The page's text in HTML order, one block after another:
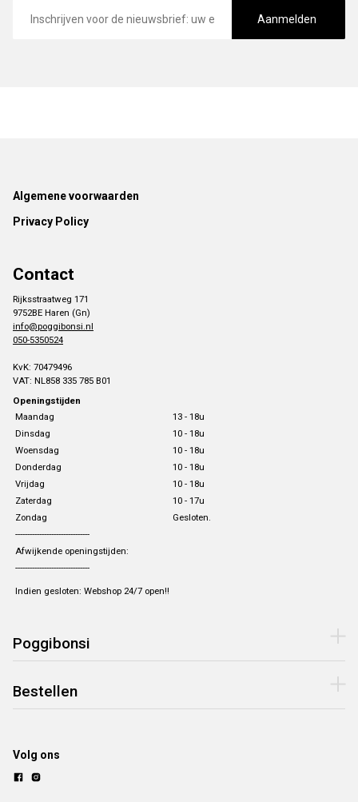
mailadres
Aanmelden
Footer
Algemene voorwaarden
Privacy Policy
Contact
Rijksstraatweg 171
9752BE Haren (Gn)
info@poggibonsi.nl
050-5350524
KvK: 70479496
VAT: NL858 335 785 B01
Openingstijden
Maandag
13 - 18u
Dinsdag
10 - 18u
Woensdag
10 - 18u
Donderdag
10 - 18u
Vrijdag
10 - 18u
Zaterdag
10 - 17u
Zondag
Gesloten.
-------------------------------
Afwijkende openingstijden:
-------------------------------
Indien gesloten: Webshop 24/7 open!!
Poggibonsi
Bestellen
Volg ons